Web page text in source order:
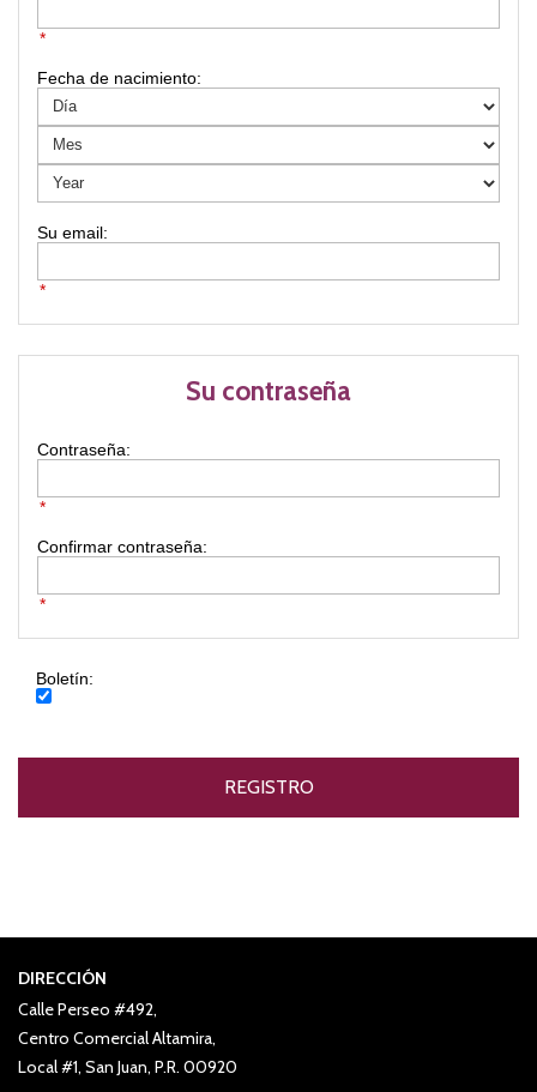
*
Fecha de nacimiento:
*
Boletín:
Su contraseña
Contraseña:
*
Confirmar contraseña:
*
DIRECCIÓN
Calle Perseo #492,
Centro Comercial Altamira,
Local #1, San Juan, P.R. 00920